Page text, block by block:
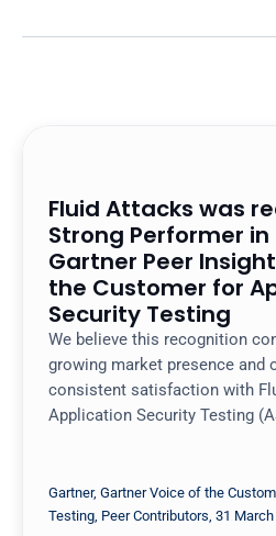
Fluid Attacks was
Strong Performer in
Gartner Peer
the Customer for
Security Testing
We believe this recognition
growing market presence and
consistent satisfaction with
Application Security Testing
Gartner, Gartner Voice of the
Testing, Peer Contributors, 31